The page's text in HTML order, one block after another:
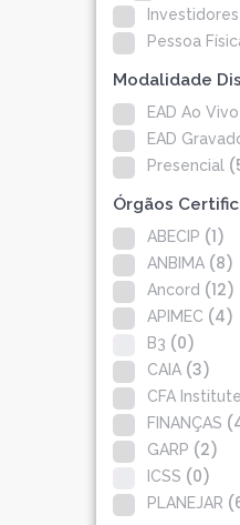
Modelagem Financeira Aplicada
Curso Avan. de Análise de
M&A – Fusões e Aquisições
Ver todos (+50 cursos)
Pessoa
Modalidade
EAD Ao Vivo
EAD
Presencial
Órgãos
ABECIP (1)
ANBIMA (8)
Ancord (12)
APIMEC (4)
B3 (0)
CAIA (3)
CFA Institute
FINANÇAS
GARP (2)
ICSS (0)
PLANEJAR